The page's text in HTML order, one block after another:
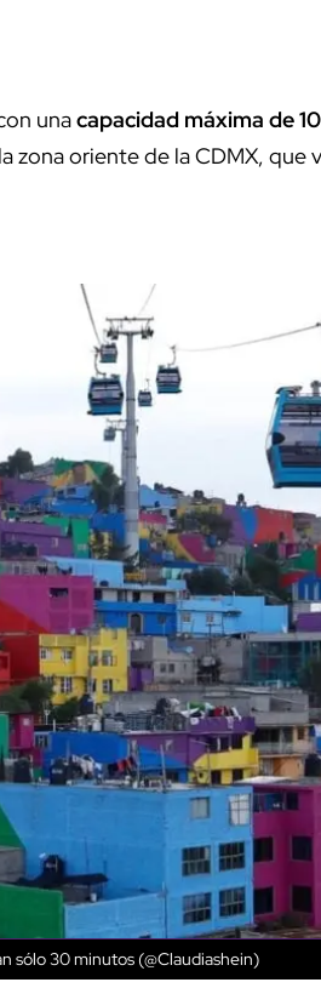
unacapacidad máxima de
zona oriente de la CDMX, que
sólo 30 minutos (@Claudiashein)